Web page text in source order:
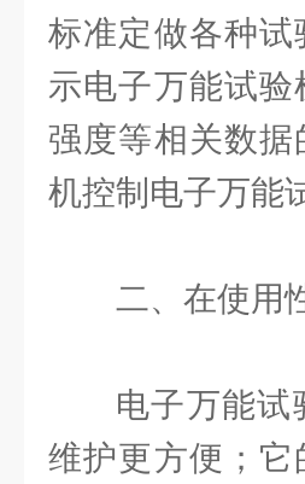
标准定做各种
示电子万能试
强度等相关数
机控制电子万能
二、在使用
电子万能试
维护更方便；